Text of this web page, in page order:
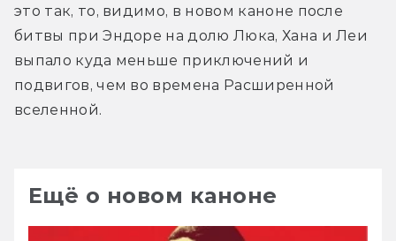
это так, то, видимо, в новом каноне после
битвы при Эндоре на долю Люка, Хана и Леи
выпало куда меньше приключений и
подвигов, чем во времена Расширенной
вселенной.
Ещё о новом каноне